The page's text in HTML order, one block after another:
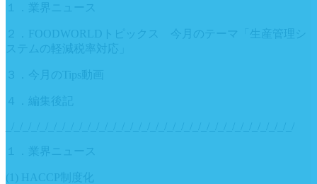
１．業界ニュース
２．FOODWORLDトピックス 今月のテーマ「生産管理シ
ステムの軽減税率対応」
３．今月のTips動画
４．編集後記
１．業界ニュース
(1) HACCP制度化